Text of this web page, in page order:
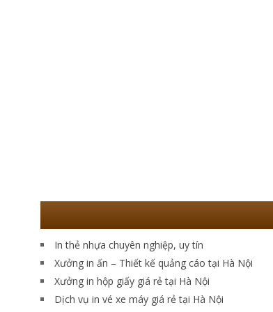
In thẻ nhựa chuyên nghiệp, uy tín
Xưởng in ấn – Thiết kế quảng cáo tại Hà Nội
Xưởng in hộp giấy giá rẻ tại Hà Nội
Dịch vụ in vé xe máy giá rẻ tại Hà Nội